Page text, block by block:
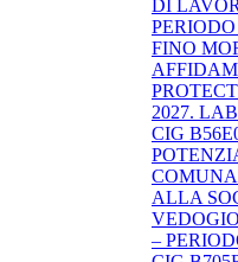
DI
FINO
2027.
CIG
ALLA
–